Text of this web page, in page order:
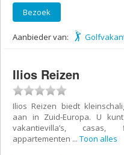
Bezoek
Aanbieder van:
Ilios Reizen
Ilios Reizen biedt
aan in Zuid-Europa. U
vakantievilla’s, casas,
appartementen ... Toon alles